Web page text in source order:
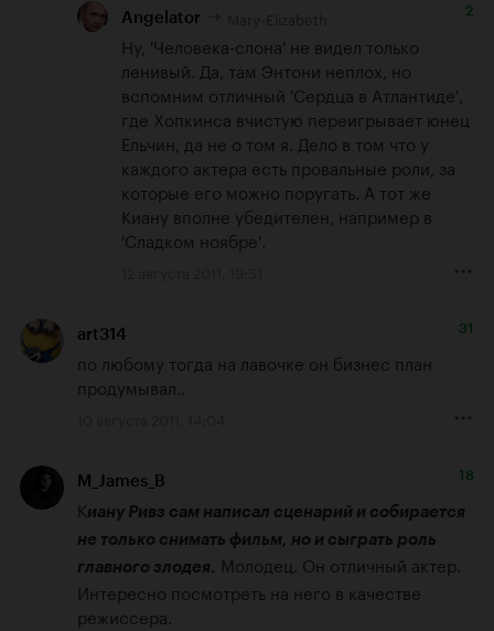
Angelator 2
Ну, 'Человека-слона' не видел только
ленивый. Да, там Энтони неплох, но
вспомним отличный 'Сердца в Атлантиде',
где Хопкинса вчистую переигрывает юнец
Ельчин, да не о том я. Дело в том что у
каждого актера есть провальные роли, за
которые его можно поругать. А тот же
Киану вполне убедителен, например в
'Сладком ноябре'.
art314 31
по любому тогда на лавочке он бизнес план
продумывал..
M_James_B 18
Киану Ривз сам написал сценарий и собирается
не только снимать фильм, но и сыграть роль
главного злодея. Молодец. Он отличный актер.
Интересно посмотреть на него в качестве
режиссера.